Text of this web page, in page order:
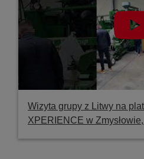
Wizyta grupy z Litwy na
XPERIENCE w